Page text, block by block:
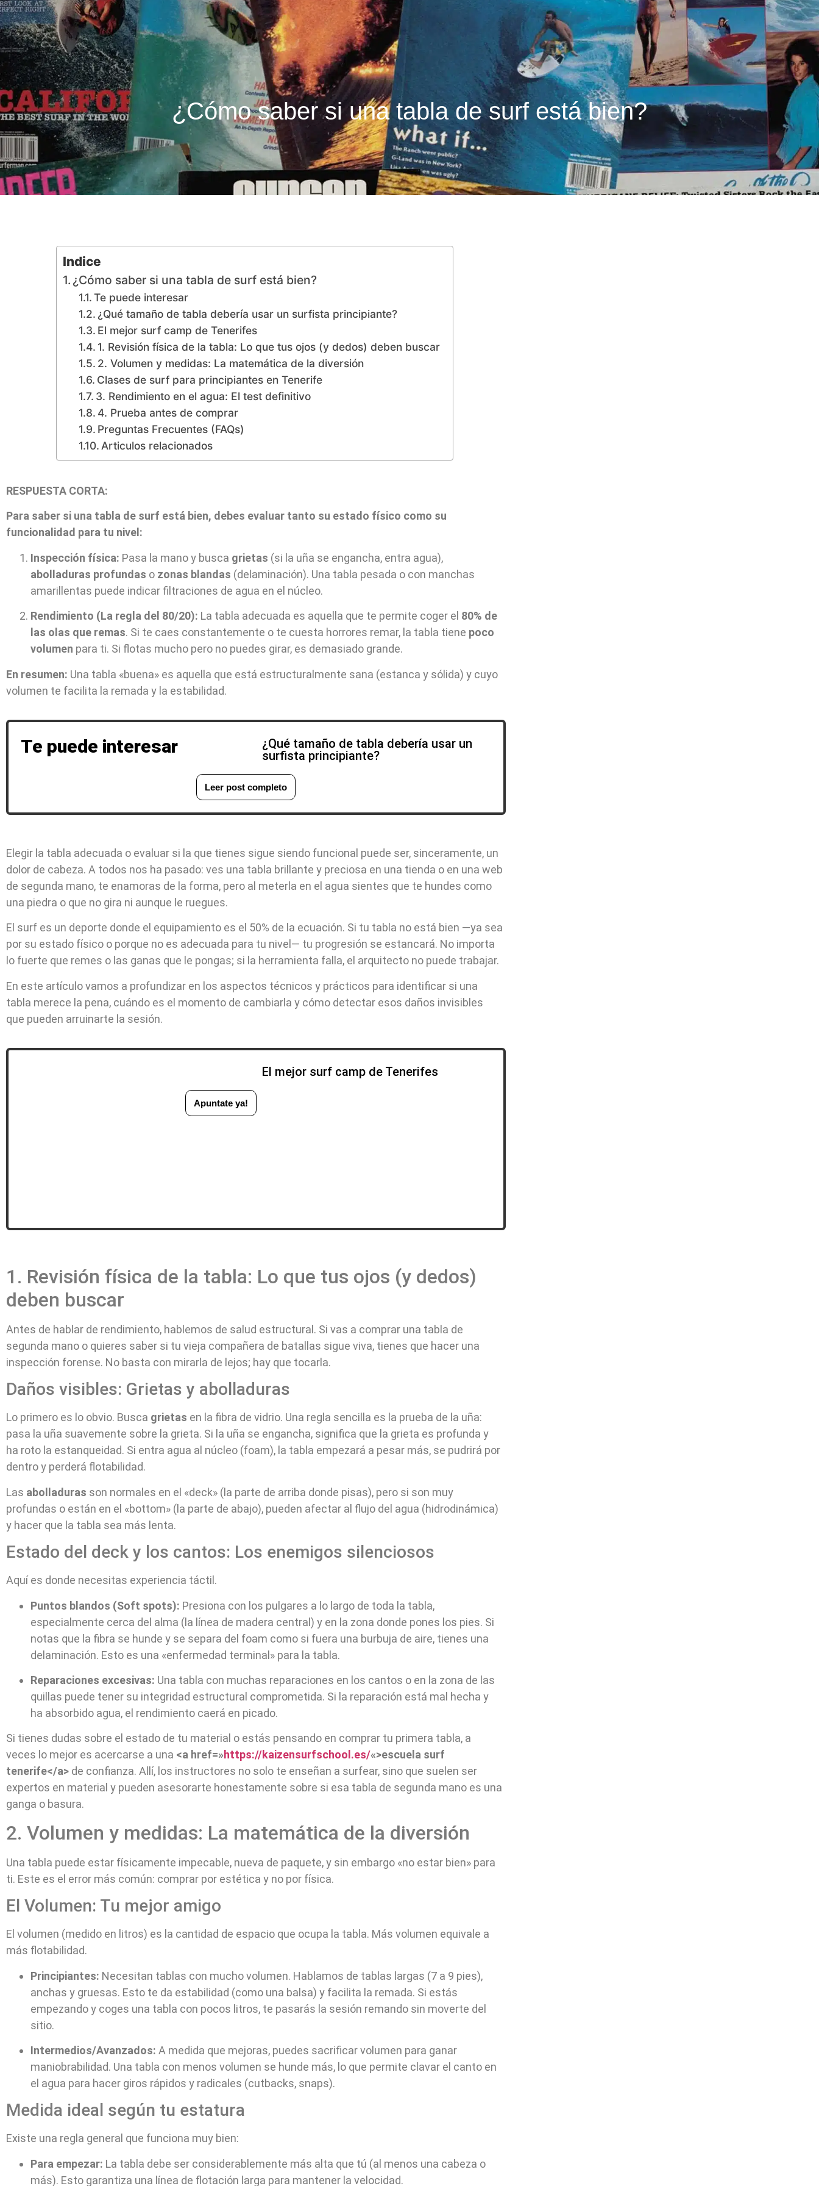
¿Cómo saber si una tabla de surf está bien?
Indice
¿Cómo saber si una tabla de surf está bien?
Te puede interesar
¿Qué tamaño de tabla debería usar un surfista principiante?
El mejor surf camp de Tenerifes
1. Revisión física de la tabla: Lo que tus ojos (y dedos) deben buscar
2. Volumen y medidas: La matemática de la diversión
Clases de surf para principiantes en Tenerife
3. Rendimiento en el agua: El test definitivo
4. Prueba antes de comprar
Preguntas Frecuentes (FAQs)
Articulos relacionados
RESPUESTA CORTA:
Para saber si una tabla de surf está bien, debes evaluar tanto su estado físico como su
funcionalidad para tu nivel:
Inspección física: Pasa la mano y busca grietas (si la uña se engancha, entra agua),
abolladuras profundas o zonas blandas (delaminación). Una tabla pesada o con manchas
amarillentas puede indicar filtraciones de agua en el núcleo.
Rendimiento (La regla del 80/20): La tabla adecuada es aquella que te permite coger el 80% de
las olas que remas. Si te caes constantemente o te cuesta horrores remar, la tabla tiene poco
volumen para ti. Si flotas mucho pero no puedes girar, es demasiado grande.
En resumen: Una tabla «buena» es aquella que está estructuralmente sana (estanca y sólida) y cuyo
volumen te facilita la remada y la estabilidad.
Te puede interesar
¿Qué tamaño de tabla debería usar un
surfista principiante?
Leer post completo
Elegir la tabla adecuada o evaluar si la que tienes sigue siendo funcional puede ser, sinceramente, un
dolor de cabeza. A todos nos ha pasado: ves una tabla brillante y preciosa en una tienda o en una web
de segunda mano, te enamoras de la forma, pero al meterla en el agua sientes que te hundes como
una piedra o que no gira ni aunque le ruegues.
El surf es un deporte donde el equipamiento es el 50% de la ecuación. Si tu tabla no está bien —ya sea
por su estado físico o porque no es adecuada para tu nivel— tu progresión se estancará. No importa
lo fuerte que remes o las ganas que le pongas; si la herramienta falla, el arquitecto no puede trabajar.
En este artículo vamos a profundizar en los aspectos técnicos y prácticos para identificar si una
tabla merece la pena, cuándo es el momento de cambiarla y cómo detectar esos daños invisibles
que pueden arruinarte la sesión.
El mejor surf camp de Tenerifes
Apuntate ya!
1. Revisión física de la tabla: Lo que tus ojos (y dedos)
deben buscar
Antes de hablar de rendimiento, hablemos de salud estructural. Si vas a comprar una tabla de
segunda mano o quieres saber si tu vieja compañera de batallas sigue viva, tienes que hacer una
inspección forense. No basta con mirarla de lejos; hay que tocarla.
Daños visibles: Grietas y abolladuras
Lo primero es lo obvio. Busca grietas en la fibra de vidrio. Una regla sencilla es la prueba de la uña:
pasa la uña suavemente sobre la grieta. Si la uña se engancha, significa que la grieta es profunda y
ha roto la estanqueidad. Si entra agua al núcleo (foam), la tabla empezará a pesar más, se pudrirá por
dentro y perderá flotabilidad.
Las abolladuras son normales en el «deck» (la parte de arriba donde pisas), pero si son muy
profundas o están en el «bottom» (la parte de abajo), pueden afectar al flujo del agua (hidrodinámica)
y hacer que la tabla sea más lenta.
Estado del deck y los cantos: Los enemigos silenciosos
Aquí es donde necesitas experiencia táctil.
Puntos blandos (Soft spots): Presiona con los pulgares a lo largo de toda la tabla,
especialmente cerca del alma (la línea de madera central) y en la zona donde pones los pies. Si
notas que la fibra se hunde y se separa del foam como si fuera una burbuja de aire, tienes una
delaminación. Esto es una «enfermedad terminal» para la tabla.
Reparaciones excesivas: Una tabla con muchas reparaciones en los cantos o en la zona de las
quillas puede tener su integridad estructural comprometida. Si la reparación está mal hecha y
ha absorbido agua, el rendimiento caerá en picado.
Si tienes dudas sobre el estado de tu material o estás pensando en comprar tu primera tabla, a
veces lo mejor es acercarse a una <a href=»https://kaizensurfschool.es/«>escuela surf
tenerife</a> de confianza. Allí, los instructores no solo te enseñan a surfear, sino que suelen ser
expertos en material y pueden asesorarte honestamente sobre si esa tabla de segunda mano es una
ganga o basura.
2. Volumen y medidas: La matemática de la diversión
Una tabla puede estar físicamente impecable, nueva de paquete, y sin embargo «no estar bien» para
ti. Este es el error más común: comprar por estética y no por física.
El Volumen: Tu mejor amigo
El volumen (medido en litros) es la cantidad de espacio que ocupa la tabla. Más volumen equivale a
más flotabilidad.
Principiantes: Necesitan tablas con mucho volumen. Hablamos de tablas largas (7 a 9 pies),
anchas y gruesas. Esto te da estabilidad (como una balsa) y facilita la remada. Si estás
empezando y coges una tabla con pocos litros, te pasarás la sesión remando sin moverte del
sitio.
Intermedios/Avanzados: A medida que mejoras, puedes sacrificar volumen para ganar
maniobrabilidad. Una tabla con menos volumen se hunde más, lo que permite clavar el canto en
el agua para hacer giros rápidos y radicales (cutbacks, snaps).
Medida ideal según tu estatura
Existe una regla general que funciona muy bien:
Para empezar: La tabla debe ser considerablemente más alta que tú (al menos una cabeza o
más). Esto garantiza una línea de flotación larga para mantener la velocidad.